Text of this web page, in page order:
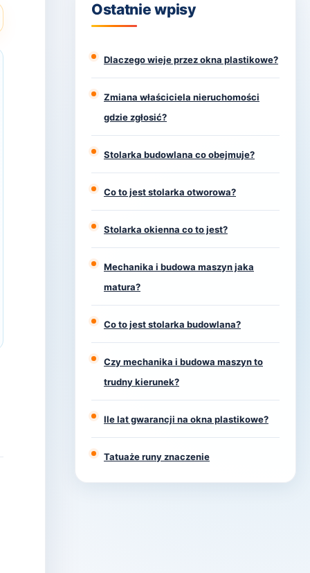
Ostatnie wpisy
Dlaczego wieje przez okna plastikowe?
Zmiana właściciela nieruchomości
gdzie zgłosić?
Stolarka budowlana co obejmuje?
Co to jest stolarka otworowa?
Stolarka okienna co to jest?
Mechanika i budowa maszyn jaka
matura?
Co to jest stolarka budowlana?
Czy mechanika i budowa maszyn to
trudny kierunek?
Ile lat gwarancji na okna plastikowe?
Tatuaże runy znaczenie